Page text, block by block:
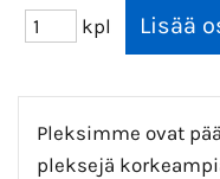
kpl
Pleksimme ovat
pleksejä